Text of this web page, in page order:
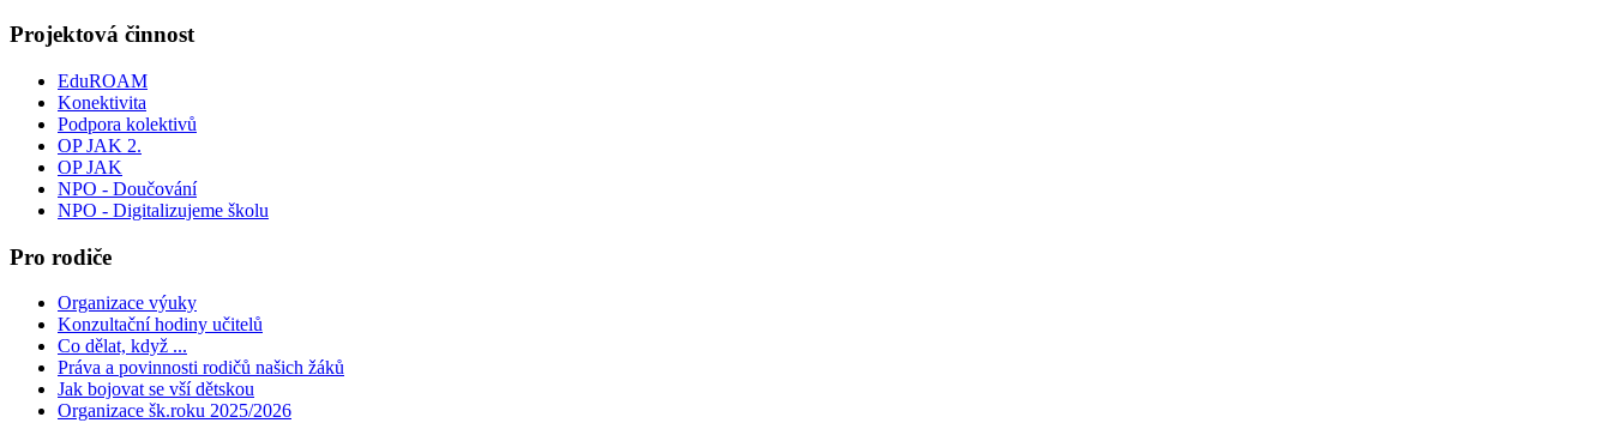
Projektová činnost
EduROAM
Konektivita
Podpora kolektivů
OP JAK 2.
OP JAK
NPO - Doučování
NPO - Digitalizujeme školu
Pro rodiče
Organizace výuky
Konzultační hodiny učitelů
Co dělat, když ...
Práva a povinnosti rodičů našich žáků
Jak bojovat se vší dětskou
Organizace šk.roku 2025/2026